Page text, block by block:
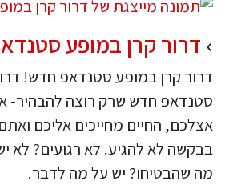
דרור קרן במופע
דרור קרן במופע סטנדאפ חדש!
סטנדאפ חדש שרק רוצה להבהיר-
אצלכם, החיים מחייכים אליכם
בבקשה לא להגיע. לא רגועים? לא
מה שהבטיחו? יש על מה לדבר.